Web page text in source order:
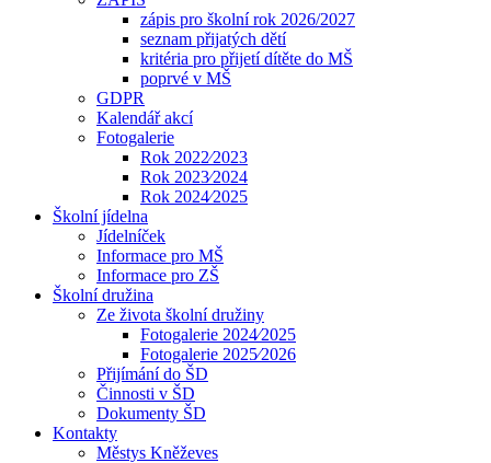
zápis pro školní rok 2026/2027
seznam přijatých dětí
kritéria pro přijetí dítěte do MŠ
poprvé v MŠ
GDPR
Kalendář akcí
Fotogalerie
Rok 2022⁄2023
Rok 2023⁄2024
Rok 2024⁄2025
Školní jídelna
Jídelníček
Informace pro MŠ
Informace pro ZŠ
Školní družina
Ze života školní družiny
Fotogalerie 2024⁄2025
Fotogalerie 2025⁄2026
Přijímání do ŠD
Činnosti v ŠD
Dokumenty ŠD
Kontakty
Městys Kněževes